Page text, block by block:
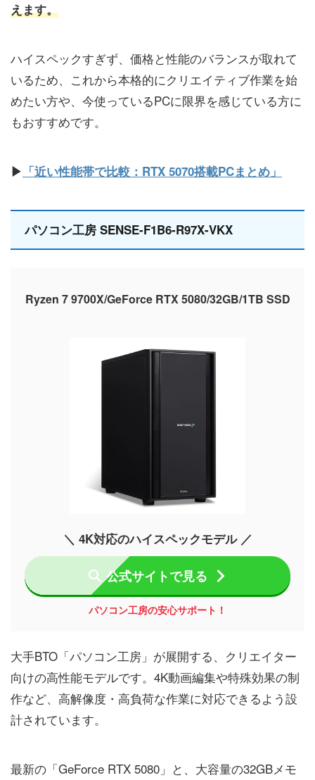
えます。
ハイスペックすぎず、価格と性能のバランスが取れて
いるため、これから本格的にクリエイティブ作業を始
めたい方や、今使っているPCに限界を感じている方に
もおすすめです。
▶ 「近い性能帯で比較：RTX 5070搭載PCまとめ」
パソコン工房 SENSE-F1B6-R97X-VKX
Ryzen 7 9700X/GeForce RTX 5080/32GB/1TB SSD
＼ 4K対応のハイスペックモデル ／
公式サイトで見る
パソコン工房の安心サポート！
大手BTO「パソコン工房」が展開する、クリエイター
向けの高性能モデルです。4K動画編集や特殊効果の制
作など、高解像度・高負荷な作業に対応できるよう設
計されています。
最新の「GeForce RTX 5080」と、大容量の32GBメモ